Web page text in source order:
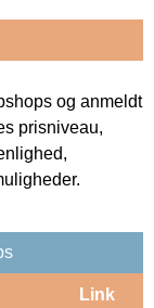
og anmeldt
prisniveau,
Link